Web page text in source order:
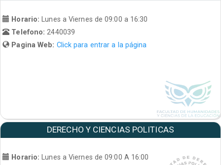
Horario: Lunes a Viernes de 09:00 a 16:30
Telefono:2440039
Pagina Web: Click para entrar a la página
DERECHO Y CIENCIAS POLITICAS
Horario:
Lunes a Viernes de 09:00 A 16:00